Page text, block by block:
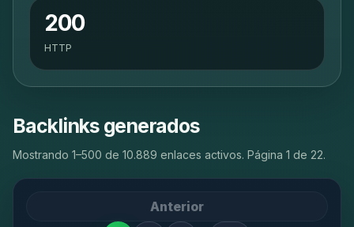
200
HTTP
Backlinks generados
Mostrando 1–500 de 10.889 enlaces activos. Página 1 de 22.
Anterior